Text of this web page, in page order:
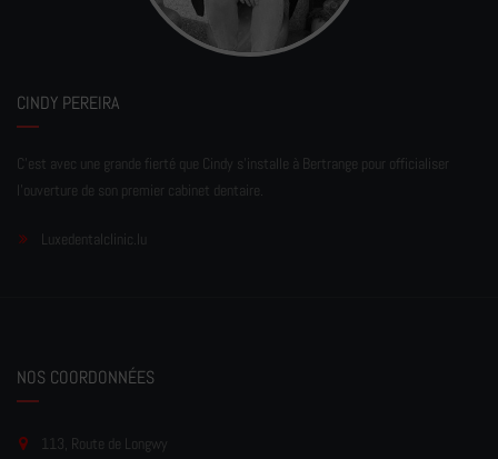
CINDY PEREIRA
C'est avec une grande fierté que Cindy s'installe à Bertrange pour officialiser
l'ouverture de son premier cabinet dentaire.
Luxedentalclinic.lu
NOS COORDONNÉES
113, Route de Longwy